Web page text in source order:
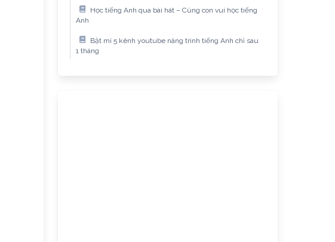
Học tiếng Anh qua bài hát – Cùng con vui học tiếng
Anh
Bật mí 5 kênh youtube nâng trình tiếng Anh chỉ sau
1 tháng